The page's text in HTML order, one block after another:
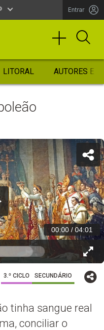
Entrar
LITORAL AUTORES
00:00 / 04:01
3.º CICLO SECUNDÁRIO
tinha sangue real
conciliar o